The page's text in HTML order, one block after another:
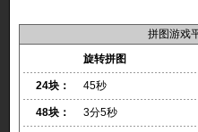
拼图游戏
旋转拼图
24块： 45秒
48块： 3分5秒